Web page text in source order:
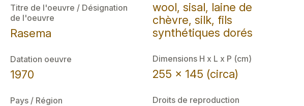
Titre de l'oeuvre / Désignation
de l'oeuvre
Rasema
Datation oeuvre
1970
Pays / Région
wool, sisal, laine de
chèvre, silk, fils
synthétiques dorés
Dimensions H x L x P (cm)
255 x 145 (circa)
Droits de reproduction